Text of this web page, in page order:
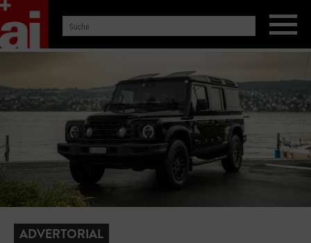
ADVERTORIAL